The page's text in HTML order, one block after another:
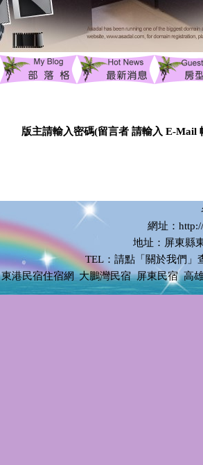
版主請輸入密碼(留言者 請輸入 E-Mail
網址：
地址：屏東縣
TEL：請點「關於我們」
東港民宿住宿網 大鵬灣民宿 屏東民宿 高